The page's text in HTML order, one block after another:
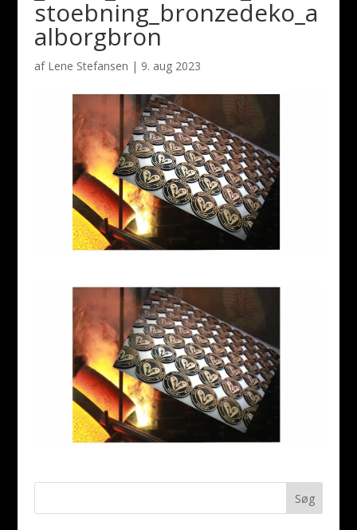
stoebning_bronzedeko_a
alborgbron
af Lene Stefansen | 9. aug 2023